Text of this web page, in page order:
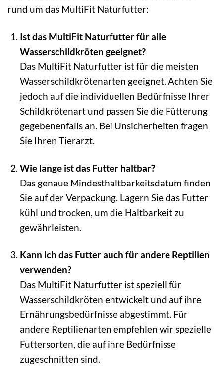
rund um das MultiFit Naturfutter:
Ist das MultiFit Naturfutter für alle
Wasserschildkröten geeignet?
Das MultiFit Naturfutter ist für die meisten
Wasserschildkrötenarten geeignet. Achten Sie
jedoch auf die individuellen Bedürfnisse Ihrer
Schildkrötenart und passen Sie die Fütterung
gegebenenfalls an. Bei Unsicherheiten fragen
Sie Ihren Tierarzt.
Wie lange ist das Futter haltbar?
Das genaue Mindesthaltbarkeitsdatum finden
Sie auf der Verpackung. Lagern Sie das Futter
kühl und trocken, um die Haltbarkeit zu
gewährleisten.
Kann ich das Futter auch für andere Reptilien
verwenden?
Das MultiFit Naturfutter ist speziell für
Wasserschildkröten entwickelt und auf ihre
Ernährungsbedürfnisse abgestimmt. Für
andere Reptilienarten empfehlen wir spezielle
Futtersorten, die auf ihre Bedürfnisse
zugeschnitten sind.